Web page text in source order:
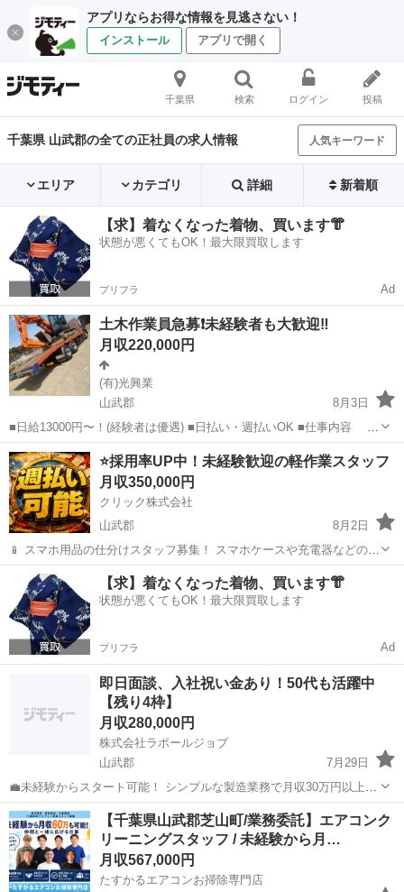
アプリならお得な情報を見逃さない！
インストール アプリで開く
千葉県 検索 ログイン 投稿
千葉県 山武郡の全ての正社員の求人情報 人気キーワード
エリア カテゴリ 詳細 新着順
【求】着なくなった着物、買います👘
状態が悪くてもOK！最大限買取します
プリフラ Ad
土木作業員急募❗️未経験者も大歓迎‼
月収220,000円
(有)光興業
山武郡
8月3日
■日給13000円〜！(経験者は優遇) ■日払い・週払いOK ■仕事内容 土
木現場での労働作業 重機(ユンボ)を用いての作業 その他 ■待遇/福
利厚生 雇用保険 労災保険 健康保険 ...
千葉 山武郡 土木 土木作業員
⭐採用率UP中！未経験歓迎の軽作業スタッフ
月収350,000円
クリック株式会社
山武郡
8月2日
📱 スマホ用品の仕分けスタッフ募集！ スマホケースや充電器などの仕
分け・検品を行うシンプルなお仕事です♪
━━━━━━━━━━━━━━━━ 📲 ご応募はこちら（24時間受付
中） https://lin.ee/...
千葉 その他 未経験
【求】着なくなった着物、買います👘
状態が悪くてもOK！最大限買取します
プリフラ Ad
即日面談、入社祝い金あり！50代も活躍中
【残り4枠】
月収280,000円
株式会社ラポールジョブ
山武郡
7月29日
💼未経験からスタート可能！ シンプルな製造業務で月収30万円以上も
目指せます✨ 20代～40代の幅広い世代が全国各地で活躍中です。 🛠業
務内容 軽量プラスチック製品の製造オペレーター業務をお任せしま
す。 ...
千葉 山武郡 機械 業務
【千葉県山武郡芝山町/業務委託】エアコンク
リーニングスタッフ / 未経験から月…
月収567,000円
たすかるエアコンお掃除専門店